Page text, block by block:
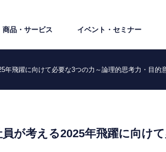
商品・サービス イベント・セミナー
年飛躍に向けて必要な3つの力～論理的思考力・目的
員が考える2025年飛躍に向け